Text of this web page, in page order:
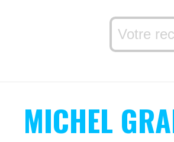
MICHEL